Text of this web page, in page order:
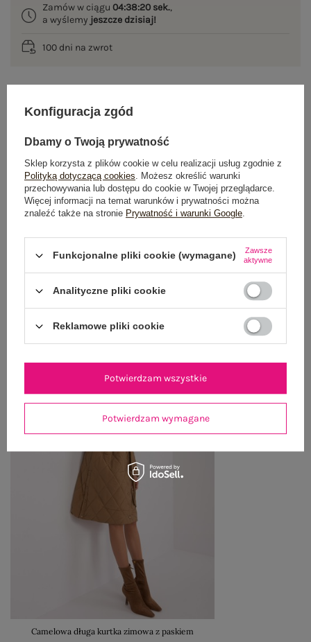
Zamów w ciągu 04:38:19 sek.,
a wyślemy jeszcze dzisiaj!
100 dni na zwrot
OPIS PRODUKTU
GŁÓWNE PARAMETRY
OPINIE O PRODUKCIE (0)
WYSYŁKA I DOSTAWA
ZWROTY I REKLAMACJE
OSTATNIO OGLĄDANE
Zobacz wszystko
Camelowa długa kurtka zimowa z paskiem
Konfiguracja zgód
Dbamy o Twoją prywatność
Sklep korzysta z plików cookie w celu realizacji usług zgodnie z
Polityką dotyczącą cookies. Możesz określić warunki
przechowywania lub dostępu do cookie w Twojej przeglądarce.
Więcej informacji na temat warunków i prywatności można
znaleźć także na stronie Prywatność i warunki Google.
Funkcjonalne pliki cookie (wymagane)
Zawsze
aktywne
Analityczne pliki cookie
Reklamowe pliki cookie
Potwierdzam wymagane
Potwierdzam wszystkie